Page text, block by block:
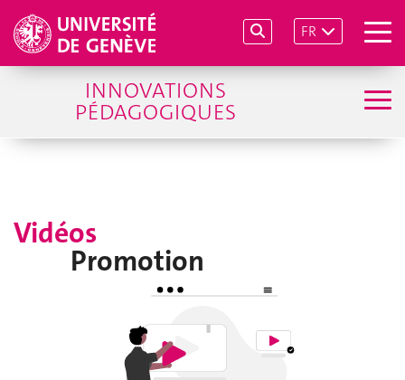
FR
INNOVATIONS
PÉDAGOGIQUES
Vidéos
Promotion